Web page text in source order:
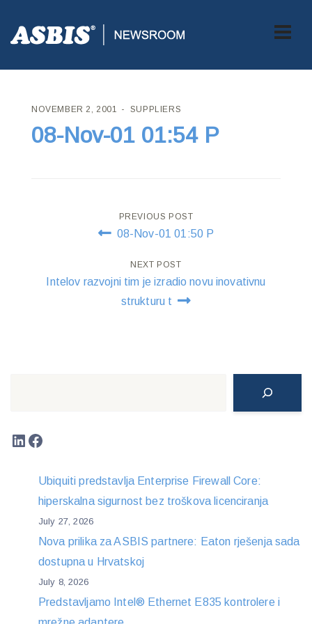
ASBIS CROATIA >SUPPLIERS> 08-NOV-01 01:54 P
NOVEMBER 2, 2001 SUPPLIERS
08-Nov-01 01:54 P
navigation
PREVIOUS POST
08-Nov-01 01:50 P
NEXT POST
Intelov razvojni tim je izradio novu inovativnu
strukturu t
LinkedIn
Facebook
Ubiquiti predstavlja Enterprise Firewall Core:
hiperskalna sigurnost bez troškova licenciranja
July 27, 2026
Nova prilika za ASBIS partnere: Eaton rješenja sada
dostupna u Hrvatskoj
July 8, 2026
Predstavljamo Intel® Ethernet E835 kontrolere i